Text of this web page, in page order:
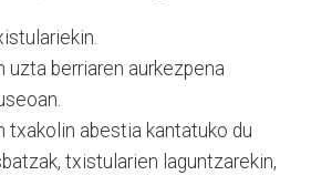
uzta berriaren aurkezpena
txakolin abestia kantatuko du
txistularien laguntzarekin,